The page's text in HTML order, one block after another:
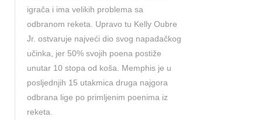
igrača i ima velikih problema sa
odbranom reketa. Upravo tu Kelly Oubre
Jr. ostvaruje najveći dio svog napadačkog
učinka, jer 50% svojih poena postiže
unutar 10 stopa od koša. Memphis je u
posljednjih 15 utakmica druga najgora
odbrana lige po primljenim poenima iz
reketa.